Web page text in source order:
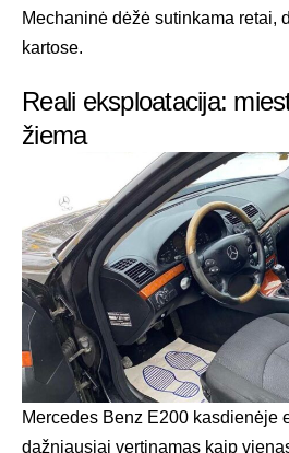
Mechaninė dėžė sutinkama retai,
kartose.
Reali eksploatacija:
žiema
Mercedes Benz E200 kasdienėje
dažniausiai vertinamas kaip